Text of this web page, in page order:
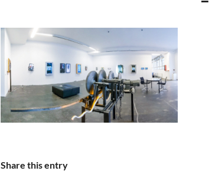
Share this entry